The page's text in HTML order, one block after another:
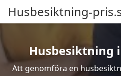
Husbesiktning-
Husbesiktning
Att genomföra en